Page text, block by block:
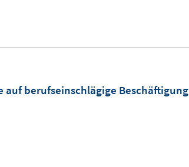
auf berufseinschlägige Beschäftigung